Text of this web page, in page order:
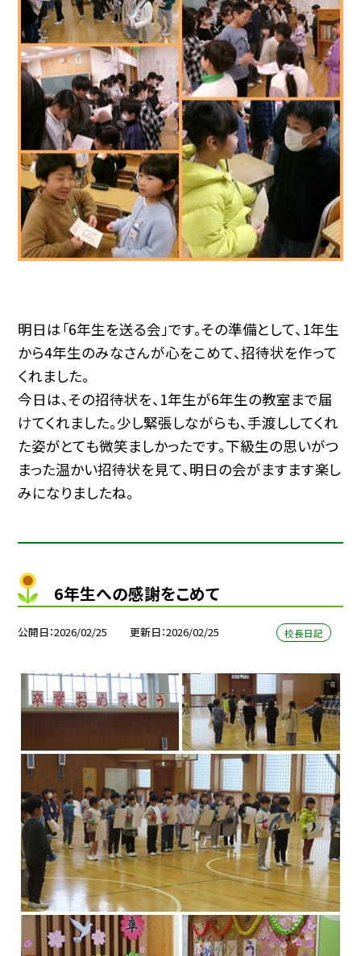
明日は「6年生を送る会」です。その準備として、1年生
から4年生のみなさんが心をこめて、招待状を作って
くれました。
今日は、その招待状を、1年生が6年生の教室まで届
けてくれました。少し緊張しながらも、手渡ししてくれ
た姿がとても微笑ましかったです。下級生の思いがつ
まった温かい招待状を見て、明日の会がますます楽し
みになりましたね。
6年生への感謝をこめて
公開日 2026/02/25 更新日 2026/02/25 校長日記